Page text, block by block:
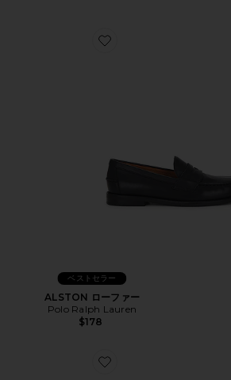
Favorite ALSTON ローファー
ベストセラー
ALSTON ローファー
Polo Ralph Lauren
$178
Favorite PENTON ローファー